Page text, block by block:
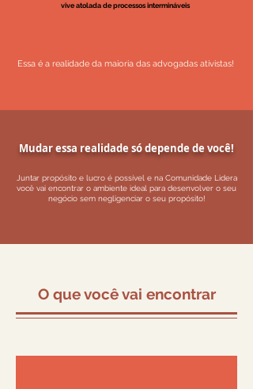
vive atolada de processos intermináveis
Essa é a realidade da maioria das advogadas ativistas!
Mudar essa realidade só depende de você!
Juntar propósito e lucro é possível e na Comunidade Lidera
você vai encontrar o ambiente ideal para desenvolver o seu
negócio sem negligenciar o seu propósito!
O que você vai encontrar